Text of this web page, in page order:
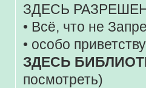
ЗДЕСЬ
• Всё, что не
• особо
ЗДЕСЬ
посмотреть)